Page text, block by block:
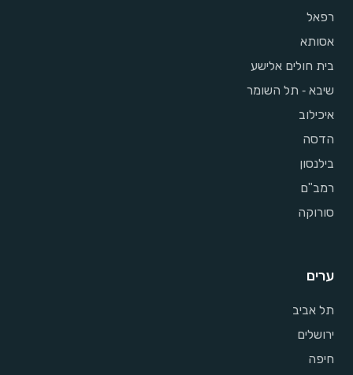
רפאל
אסותא
בית חולים אלישע
שיבא - תל השומר
איכילוב
הדסה
בילנסון
רמב"ם
סורוקה
ערים
תל אביב
ירושלים
חיפה